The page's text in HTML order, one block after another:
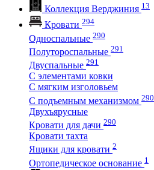
Коллекция Верджиния 13
Кровати 294
Односпальные 290
Полутороспальные 291
Двуспальные 291
С элементами ковки
С мягким изголовьем
С подъемным механизмом 290
Двухъярусные
Кровати для дачи 290
Кровати тахта
Ящики для кровати 2
Ортопедическое основание 1